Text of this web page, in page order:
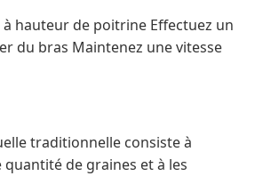
hauteur de poitrine Effectuez un
du bras Maintenez une vitesse
traditionnelle consiste à
de graines et à les